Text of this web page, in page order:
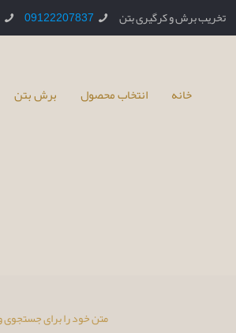
تخریب برش و کرگیری بتن 09122207837
خانه انتخاب محصول برش بتن